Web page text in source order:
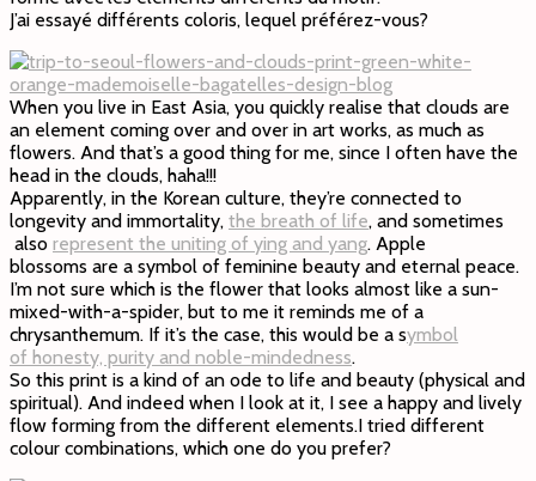
J’ai essayé différents coloris, lequel préférez-vous?
When you live in East Asia, you quickly realise that clouds are
an element coming over and over in art works, as much as
flowers. And that’s a good thing for me, since I often have the
head in the clouds, haha!!!
Apparently, in the Korean culture, they’re connected to
longevity and immortality, the breath of life, and sometimes
also represent the uniting of ying and yang. Apple
blossoms are a symbol of feminine beauty and eternal peace.
I’m not sure which is the flower that looks almost like a sun-
mixed-with-a-spider, but to me it reminds me of a
chrysanthemum. If it’s the case, this would be a symbol
of honesty, purity and noble-mindedness.
So this print is a kind of an ode to life and beauty (physical and
spiritual). And indeed when I look at it, I see a happy and lively
flow forming from the different elements.I tried different
colour combinations, which one do you prefer?